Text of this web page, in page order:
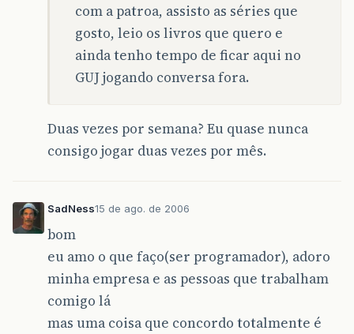
com a patroa, assisto as séries que
gosto, leio os livros que quero e
ainda tenho tempo de ficar aqui no
GUJ jogando conversa fora.
Duas vezes por semana? Eu quase nunca
consigo jogar duas vezes por mês.
SadNess15 de ago. de 2006
bom
eu amo o que faço(ser programador), adoro
minha empresa e as pessoas que trabalham
comigo lá
mas uma coisa que concordo totalmente é